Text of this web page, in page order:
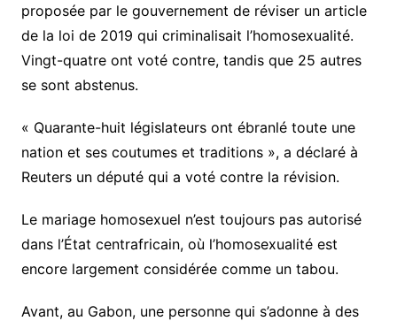
proposée par le gouvernement de réviser un article
de la loi de 2019 qui criminalisait l’homosexualité.
Vingt-quatre ont voté contre, tandis que 25 autres
se sont abstenus.
« Quarante-huit législateurs ont ébranlé toute une
nation et ses coutumes et traditions », a déclaré à
Reuters un député qui a voté contre la révision.
Le mariage homosexuel n’est toujours pas autorisé
dans l’État centrafricain, où l’homosexualité est
encore largement considérée comme un tabou.
Avant, au Gabon, une personne qui s’adonne à des